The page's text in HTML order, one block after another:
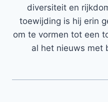
diversiteit en
toewijding is hij erin
om te vormen tot een
al het nieuws met